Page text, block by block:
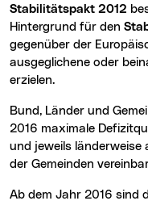
Stabilitätspakt 2012
Hintergrund für den
gegenüber der
ausgeglichene oder
erzielen.
Bund, Länder und Gemeinden haben für die Jahre 2012 bis
2016 maximale
und jeweils länderweise
der Gemeinden
Ab dem Jahr 2016 sind die Haushalte von Ländern und